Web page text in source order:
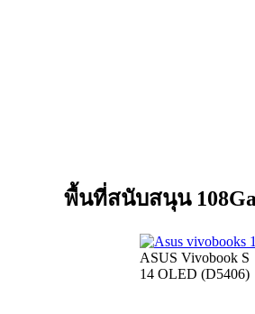
พื้นที่สนับสนุน
ASUS Vivobook S
14 OLED (D5406)